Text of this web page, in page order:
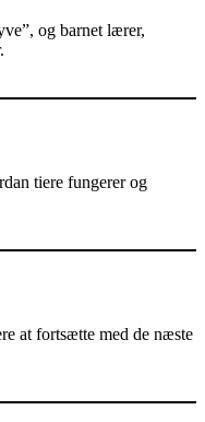
og barnet lærer,
tiere fungerer og
at fortsætte med de næste